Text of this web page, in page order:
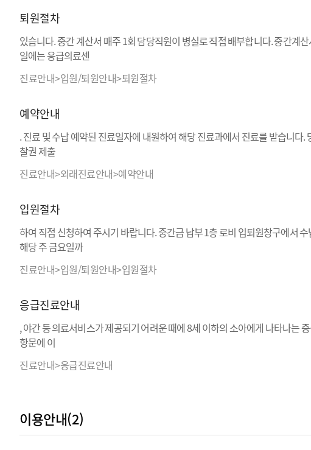
퇴원절차
있습니다. 중간 계산서 매주 1회 담당직원이 병실로 직접 배부합니다. 중간계
일에는 응급의료센
진료안내>입원/퇴원안내>퇴원절차
예약안내
. 진료 및 수납 예약된 진료일자에 내원하여 해당 진료과에서 진료를 받습니
찰권 제출
진료안내>외래진료안내>예약안내
입원절차
하여 직접 신청하여 주시기 바랍니다. 중간금 납부 1층 로비 입퇴원창구에서 수
해당 주 금요일까
진료안내>입원/퇴원안내>입원절차
응급진료안내
, 야간 등 의료서비스가 제공되기 어려운 때에 8세 이하의 소아에게 나타나는
항문에 이
진료안내>응급진료안내
이용안내(2)